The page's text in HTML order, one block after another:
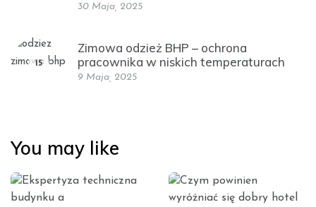
30 Maja, 2025
15
Zimowa odzież BHP – ochrona
pracownika w niskich temperaturach
9 Maja, 2025
You may like